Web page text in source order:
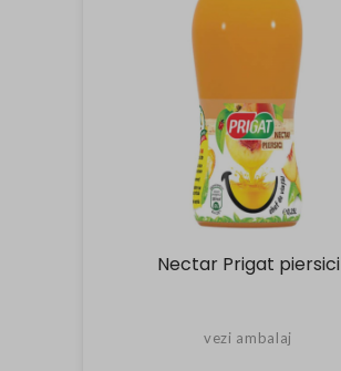
Nectar Prigat piersici
vezi ambalaj